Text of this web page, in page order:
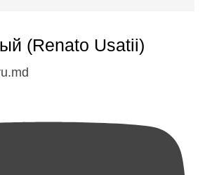
(Renato Usatii)